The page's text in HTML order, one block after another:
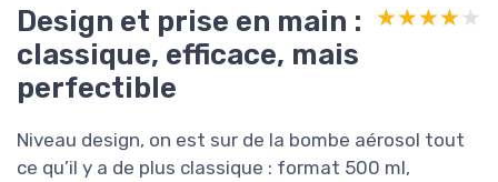
Design et prise en main :
classique, efficace, mais
perfectible
★★★★★
★★★★★
Niveau design, on est sur de la bombe aérosol tout
ce qu’il y a de plus classique : format 500 ml,